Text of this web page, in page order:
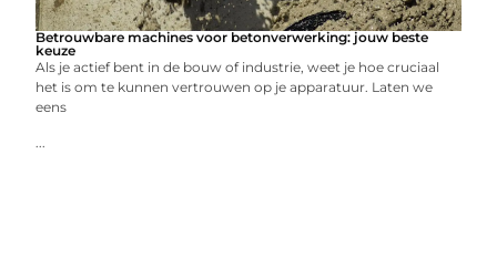
Betrouwbare machines voor betonverwerking: jouw beste
keuze
Als je actief bent in de bouw of industrie, weet je hoe cruciaal
het is om te kunnen vertrouwen op je apparatuur. Laten we
eens
...